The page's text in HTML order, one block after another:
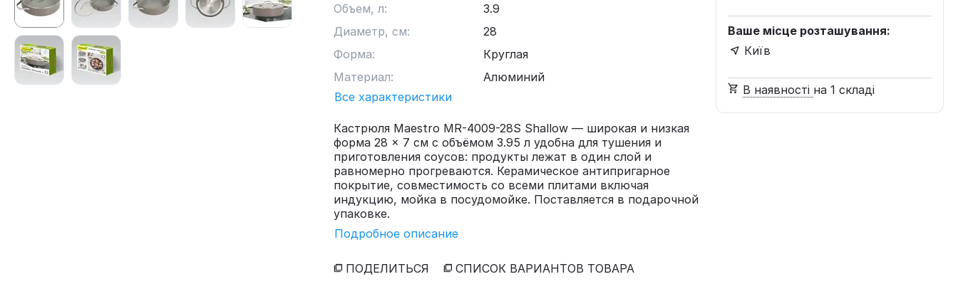
Объем, л:
3.9
Диаметр, см:
28
Форма:
Круглая
Материал:
Алюминий
Все характеристики
Кастрюля Maestro MR-4009-28S Shallow — широкая и низкая
форма 28 × 7 см с объёмом 3.95 л удобна для тушения и
приготовления соусов: продукты лежат в один слой и
равномерно прогреваются. Керамическое антипригарное
покрытие, совместимость со всеми плитами включая
индукцию, мойка в посудомойке. Поставляется в подарочной
упаковке.
Подробное описание
Ваше місце розташування:
Київ
В наявності на 1 складі
ПОДЕЛИТЬСЯ СПИСОК ВАРИАНТОВ ТОВАРА